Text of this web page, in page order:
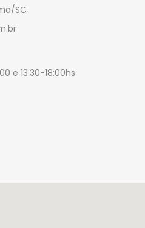
SC
e 13:30-18:00hs